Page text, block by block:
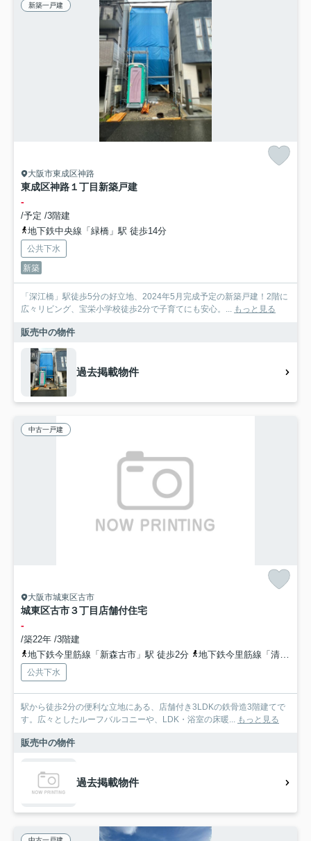
新築一戸建
大阪市東成区神路
東成区神路１丁目新築戸建
-
/予定 /3階建
地下鉄中央線「緑橋」駅 徒歩14分
公共下水
新築
「深江橋」駅徒歩5分の好立地、2024年5月完成予定の新築戸建！2階に
広々リビング、宝栄小学校徒歩2分で子育てにも安心。...
もっと見る
販売中の物件
過去掲載物件
中古一戸建
大阪市城東区古市
城東区古市３丁目店舗付住宅
-
/築22年 /3階建
地下鉄今里筋線「新森古市」駅 徒歩2分
地下鉄今里筋線「清水」駅 徒歩14分
公共下水
駅から徒歩2分の便利な立地にある、店舗付き3LDKの鉄骨造3階建てで
す。広々としたルーフバルコニーや、LDK・浴室の床暖...
もっと見る
販売中の物件
過去掲載物件